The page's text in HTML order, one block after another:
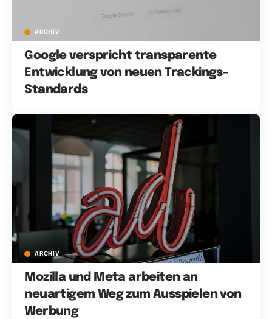
ARCHIV
Google verspricht transparente
Entwicklung von neuen Trackings-
Standards
ARCHIV
Mozilla und Meta arbeiten an
neuartigem Weg zum Ausspielen von
Werbung